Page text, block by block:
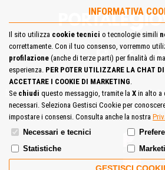
Mappa del Sito Privacy Policy Cookie
Cosa pensi del
INFORMATIVA
Il sito utilizza cookie tecnici o tecnologie simili
correttamente. Con il tuo consenso, vorremmo
profilazione (anche di terze parti) per finalità di
esperienza. PER POTER UTILIZZARE LA CHAT DI
ACCETTARE I COOKIE DI MARKETING.
Se chiudi questo messaggio, tramite la X in alto a
necessari. Seleziona Gestisci Cookie per
impostare i consensi. Consulta anche la nostra
Necessari e tecnici
Statistiche